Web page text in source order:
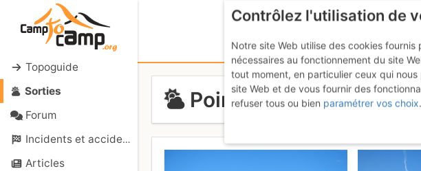
Topoguide
Sorties
Forum
Incidents et accidents
Articles
Pointe Marie : Arête
Contrôlez l'utilisation de
Notre site Web utilise des cookies
nécessaires au fonctionnement du site
tout moment, en particulier ceux qui
site Web et de vous fournir des
refuser tous ou bien paramétrer vos choix.